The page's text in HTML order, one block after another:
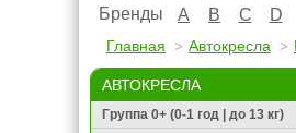
Бренды A B C D
Главная Автокресла
АВТОКРЕСЛА
Группа 0+ (0-1 год | до 13 кг)